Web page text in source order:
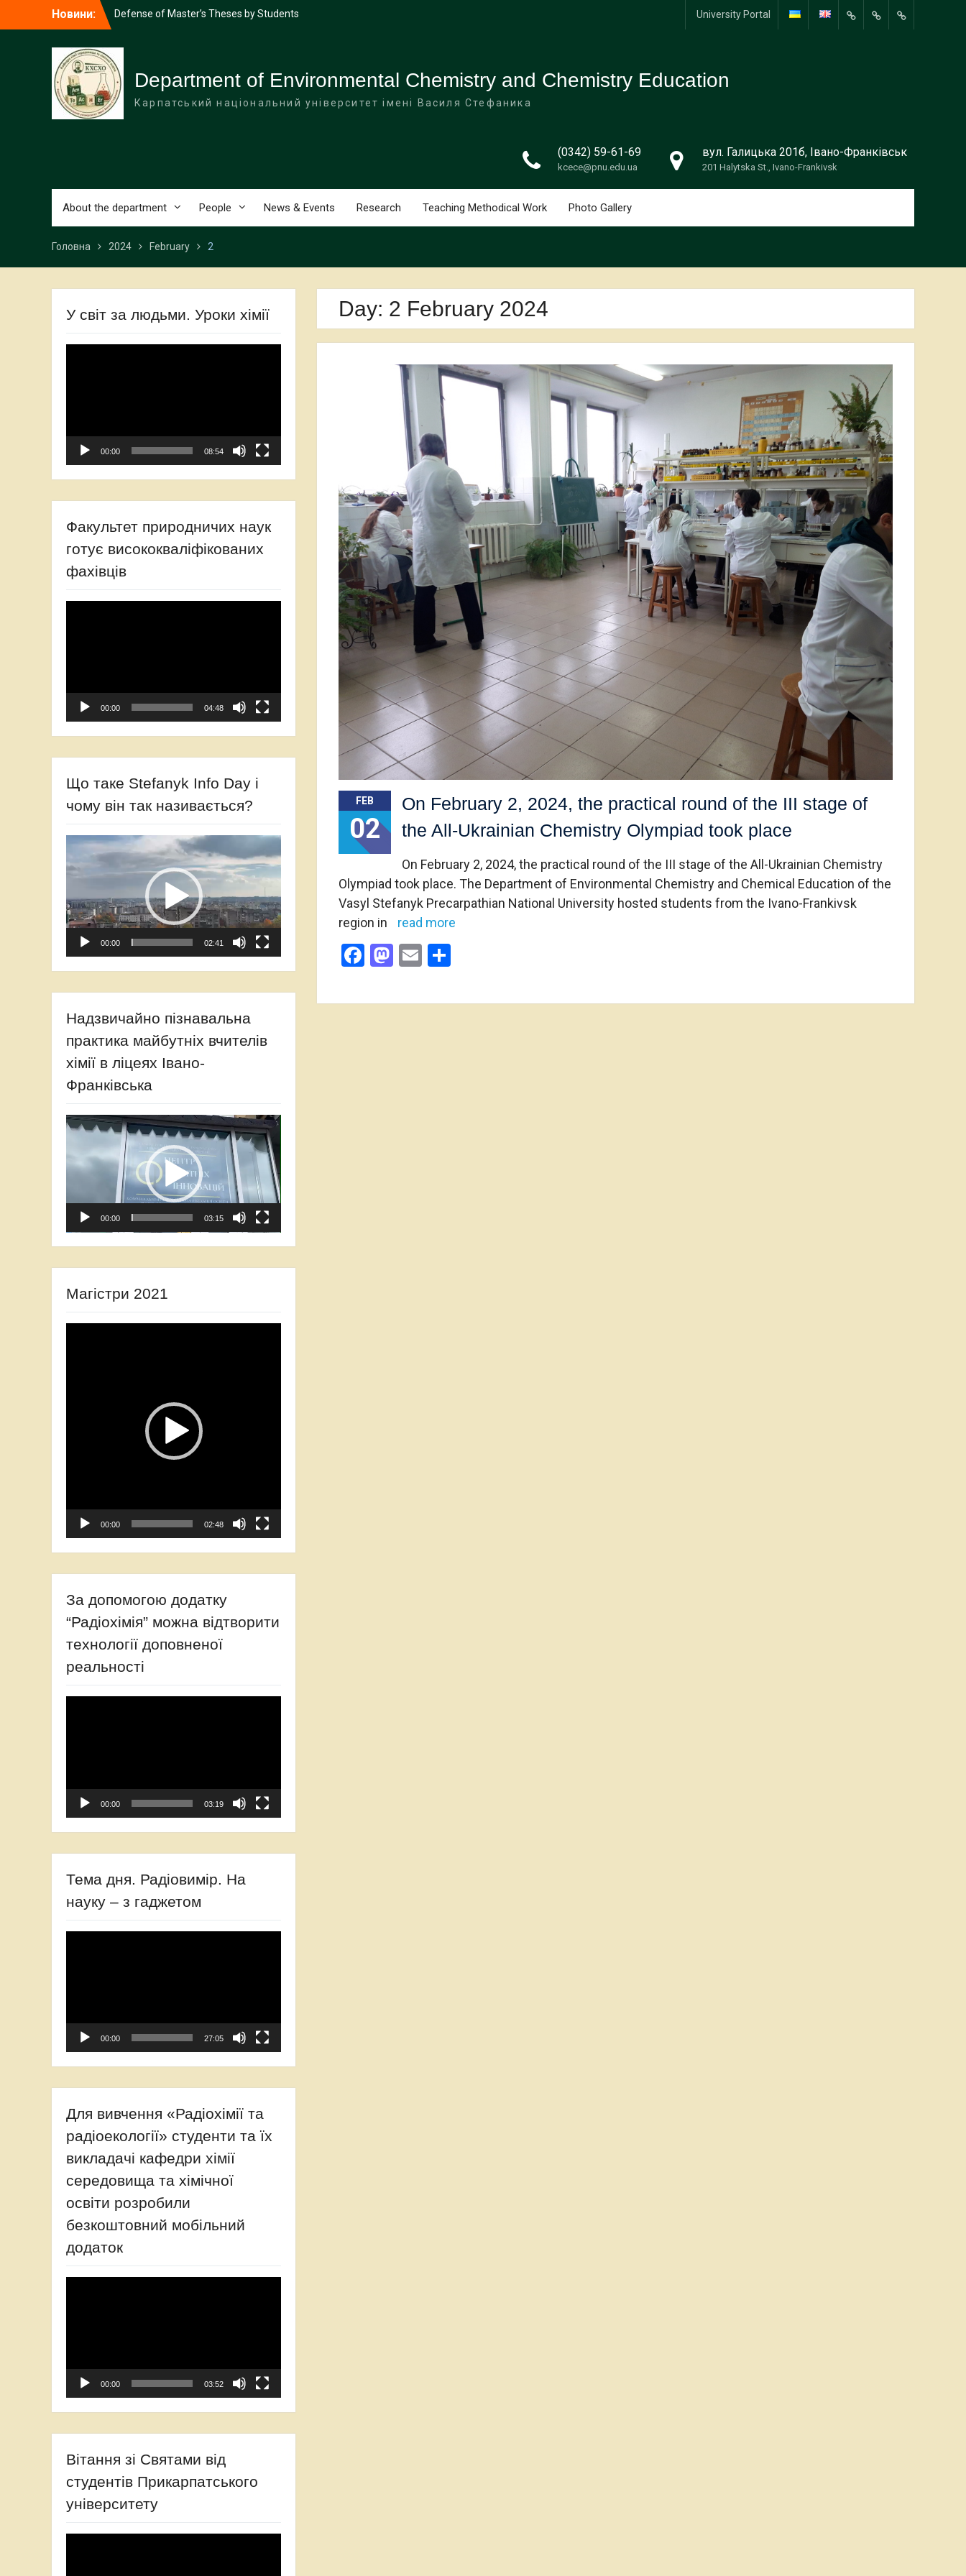
Новини:
Defense of Master’s Theses by Students
Congratulations to Vasyl Shupenyuk
Ihorovych!
Preparation for the Chemistry Olympiad
continues!
University
University Portal
Department of Environmental Chemistry and Chemistry Education
Карпатський національний університет імені Василя Стефаника
(0342) 59-61-69
kcece@pnu.edu.ua
вул. Галицька 201б, Івано-Франківськ
201 Halytska St., Ivano-Frankivsk
About the department People News & Events Research Teaching Methodical Work Photo Gallery
Головна 2024 February 2
Day: 2 February 2024
FEB
02
On February 2, 2024, the practical round of the III stage of
the All-Ukrainian Chemistry Olympiad took place
On February 2, 2024, the practical round of the III stage of the All-Ukrainian Chemistry
Olympiad took place. The Department of Environmental Chemistry and Chemical Education of the
Vasyl Stefanyk Precarpathian National University hosted students from the Ivano-Frankivsk
region in
read more
Facebook
Mastodon
Email
У світ за людьми. Уроки хімії
00:00 08:54
Факультет природничих наук
готує висококваліфікованих
фахівців
00:00 04:48
Що таке Stefanyk Info Day і
чому він так називається?
Video
Player
00:00 02:41
Надзвичайно пізнавальна
практика майбутніх вчителів
хімії в ліцеях Івано-
Франківська
Video
Player
00:00 03:15
Магістри 2021
00:00 02:48
За допомогою додатку
“Радіохімія” можна відтворити
технології доповненої
реальності
00:00 03:19
Тема дня. Радіовимір. На
науку – з гаджетом
00:00 27:05
Для вивчення «Радіохімії та
радіоекології» студенти та їх
викладачі кафедри хімії
середовища та хімічної
освіти розробили
безкоштовний мобільний
додаток
00:00 03:52
Вітання зі Святами від
студентів Прикарпатського
університету